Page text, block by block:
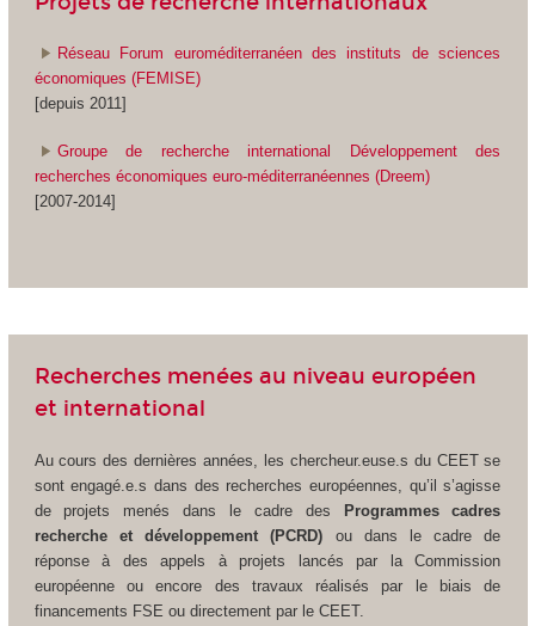
Réseau Forum euroméditerranéen des instituts de sciences
économiques (FEMISE)
[depuis 2011]
Groupe de recherche international Développement des
recherches économiques euro-méditerranéennes (Dreem)
[2007-2014]
Recherches menées au niveau européen
et international
Au cours des dernières années, les chercheur.euse.s du CEET se
sont engagé.e.s dans des recherches européennes, qu’il s’agisse
de projets menés dans le cadre des
Programmes cadres
recherche et développement (PCRD) ou dans le cadre de
réponse à des appels à projets lancés par la Commission
européenne ou encore des travaux réalisés par le biais de
financements FSE ou directement par le CEET.